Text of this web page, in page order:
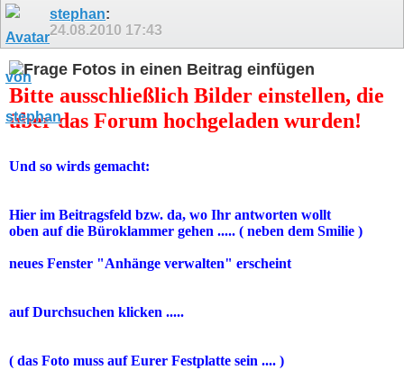
stephan:
24.08.2010 17:43
Fotos in einen Beitrag einfügen
Bitte ausschließlich Bilder einstellen, die
über das Forum hochgeladen wurden!
Und so wirds gemacht:
Hier im Beitragsfeld bzw. da, wo Ihr antworten wollt
oben auf die Büroklammer gehen ..... ( neben dem Smilie )
neues Fenster "Anhänge verwalten" erscheint
auf Durchsuchen klicken .....
( das Foto muss auf Eurer Festplatte sein .... )